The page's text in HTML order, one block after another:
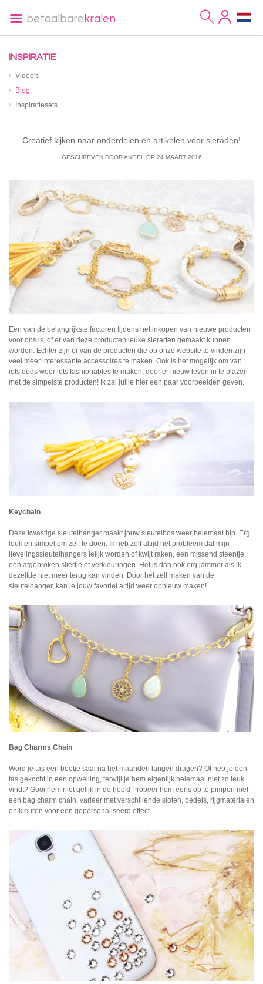
betaalbare kralen
INSPIRATIE
Video's
Blog
Inspiratiesets
Creatief kijken naar onderdelen en artikelen voor sieraden!
GESCHREVEN DOOR ANGEL OP 24 MAART 2016
Een van de belangrijkste factoren tijdens het inkopen van nieuwe producten
voor ons is, of er van deze producten leuke sieraden gemaakt kunnen
worden. Echter zijn er van de producten die op onze website te vinden zijn
veel meer interessante accessoires te maken. Ook is het mogelijk om van
iets ouds weer iets fashionables te maken, door er nieuw leven in te blazen
met de simpelste producten! Ik zal jullie hier een paar voorbeelden geven.
Keychain
Deze kwastige sleutelhanger maakt jouw sleutelbos weer helemaal hip. Erg
leuk en simpel om zelf te doen. Ik heb zelf altijd het probleem dat mijn
lievelingssleutelhangers lelijk worden of kwijt raken, een missend steentje,
een afgebroken sliertje of verkleuringen. Het is dan ook erg jammer als ik
dezelfde niet meer terug kan vinden. Door het zelf maken van de
sleutelhanger, kan je jouw favoriet altijd weer opnieuw maken!
Bag Charms Chain
Word je tas een beetje saai na het maanden langen dragen? Of heb je een
tas gekocht in een opwelling, terwijl je hem eigenlijk helemaal niet zo leuk
vindt? Gooi hem niet gelijk in de hoek! Probeer hem eens op te pimpen met
een bag charm chain, varieer met verschillende sloten, bedels, rijgmaterialen
en kleuren voor een gepersonaliseerd effect.